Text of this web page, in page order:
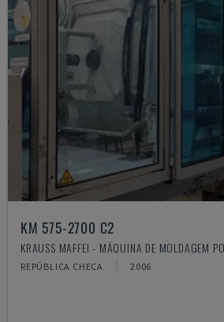
KM 575-2700 C2
KRAUSS MAFFEI - MÁQUINA DE MOLDAGEM
REPÚBLICA CHECA 2006